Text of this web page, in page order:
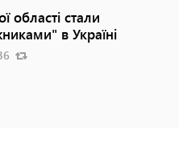
області стали
в Україні